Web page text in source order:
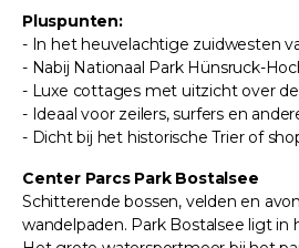
Pluspunten:
- In het heuvelachtige zuidwesten
- Nabij Nationaal Park Hünsruck-
- Luxe cottages met uitzicht over
- Ideaal voor zeilers, surfers en
- Dicht bij het historische Trier of
Center Parcs Park Bostalsee
Schitterende bossen, velden en
wandelpaden. Park Bostalsee ligt in